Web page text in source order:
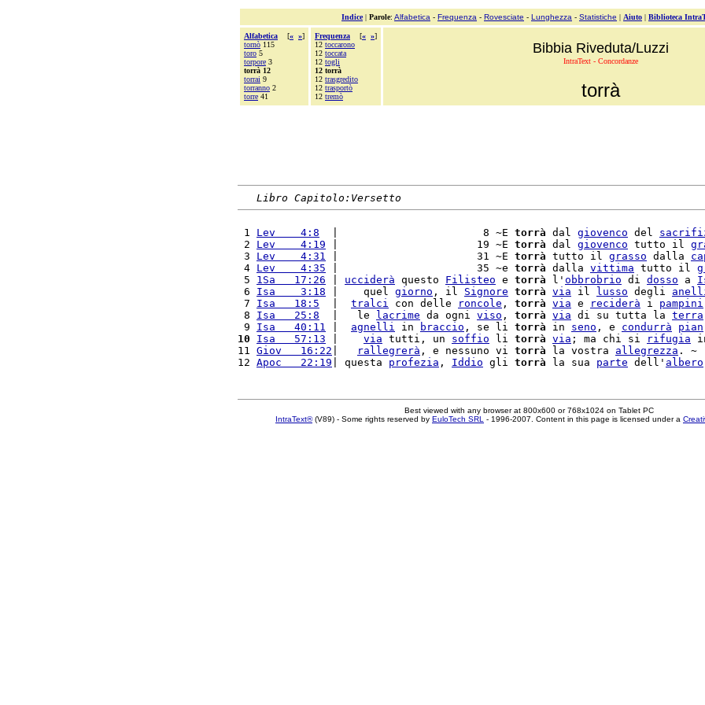
Indice| Parole: Alfabetica - Frequenza - Rovesciate - Lunghezza - Statistiche | Aiuto | Biblioteca
Alfabetica [« »]
tornò 115
toro 5
torpore 3
torrà 12
torrai 9
torranno 2
torre 41
Frequenza [« »]
12 toccarono
12 toccata
12 togli
12 torrà
12 trasgredito
12 trasportò
12 tremò
Bibbia Riveduta/Luzzi
IntraText - Concordanze
torrà
Libro Capitolo:Versetto
1 Lev    4:8
  |                       8 ~E
torrà dal giovenco del
2 Lev    4:19 |                      19 ~E torrà dal giovenco tutto il
3 Lev    4:31 |                      31 ~E torrà tutto il grasso dalla
4 Lev    4:35 |                      35 ~e torrà dalla vittima tutto il
5 1Sa   17:26 ucciderà questo Filisteo e torrà l' obbrobrio di dosso a
6 Isa    3:18 |    quel giorno , il Signore torrà via il lusso degli
7 Isa   18:5 tralci con delle roncole , torrà via e reciderà i pampini
8 Isa   25:8
  |   le
lacrime da ogni viso , torrà via di su tutta la terra
9 Isa   40:11 agnelli in braccio , se li torrà in seno , e condurrà
pian
10
Isa   57:13 via tutti, un soffio li torrà via ; ma chi si rifugia
11 Giov   16:22 rallegrerà , e nessuno vi torrà la vostra allegrezza . ~
12 Apoc   22:19 | questa profezia , Iddio gli torrà la sua parte dell' albero
Best viewed with any browser at 800x600 or 768x1024 on Tablet PC
IntraText®(V89) - Some rights reserved by EuloTech SRL - 1996-2007. Content in this page is licensed under a